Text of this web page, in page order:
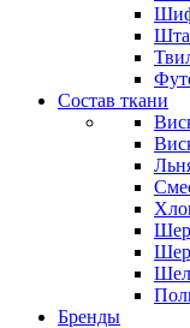
Состав ткани
Бренды